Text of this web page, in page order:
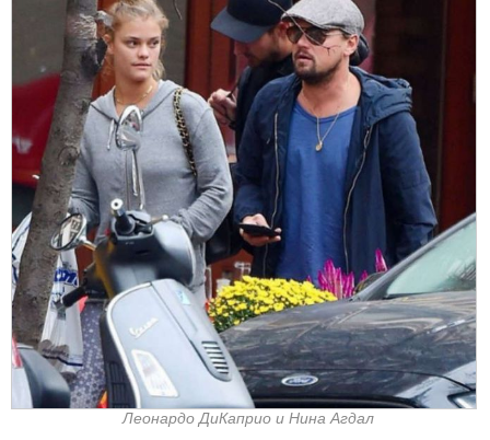
Леонардо ДиКаприо и Нина Агдал